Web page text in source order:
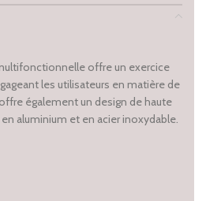
offre un exercice
les utilisateurs en matière de
également un design de haute
aluminium et en acier inoxydable.